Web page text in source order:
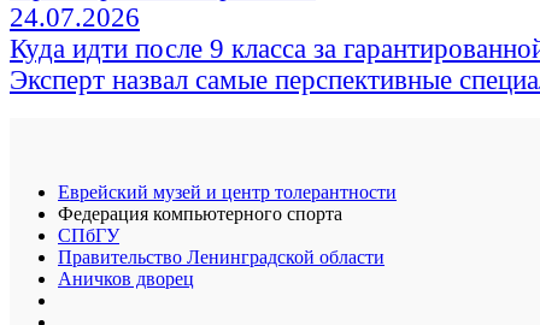
24.07.2026
Куда идти после 9 класса за
Эксперт назвал самые перспективные
Еврейский музей и центр толерантности
Федерация компьютерного спорта
СПбГУ
Правительство Ленинградской области
Аничков дворец